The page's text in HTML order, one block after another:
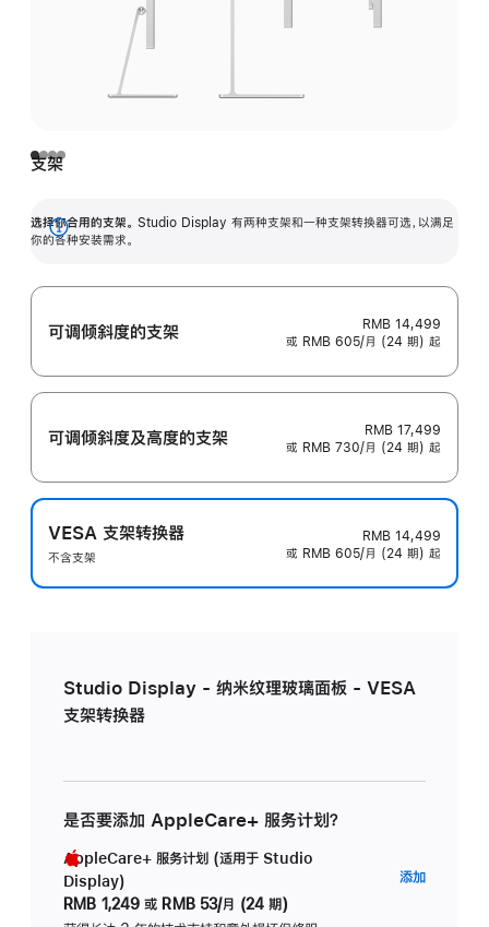
支架
选择你合用的支架。 Studio Display 有两种支架和一种支架转换器可选，以满足
你的各种安装需求。
展
可调倾斜度的支架
RMB 14,499
或 RMB 605/月 (24 期) 起
可调倾斜度及高‍度的支‍架
RMB 17,499
或 RMB 730/月 (24 期) 起
VESA 支架转换器
不含支架
RMB 14,499
或 RMB 605/月 (24 期) 起
Studio Display - 纳米纹理玻璃面板 - VESA
支架转换器
是否要添加 AppleCare+ 服务计划？
AppleCare+ 服务计划 (适用于 Studio
Display)
RMB 1,249 或 RMB 53/月 (24 期)
添加